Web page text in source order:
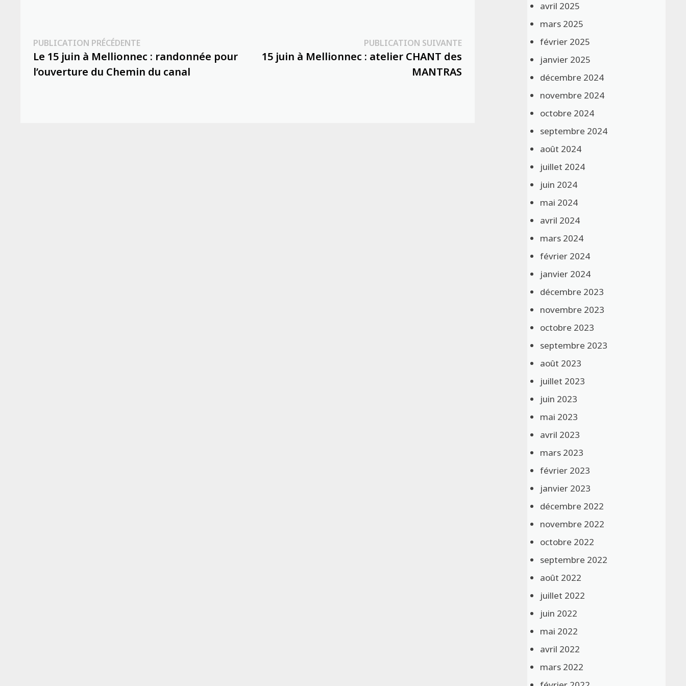
Navigation
de
PUBLICATION PRÉCÉDENTEPublication
précédente :
Le 15 juin à Mellionnec : randonnée pour
l’ouverture du Chemin du canal
PUBLICATION SUIVANTEPublication
suivante :
15 juin à Mellionnec : atelier CHANT des
MANTRAS
avril 2025
mars 2025
février 2025
janvier 2025
décembre 2024
novembre 2024
octobre 2024
septembre 2024
août 2024
juillet 2024
juin 2024
mai 2024
avril 2024
mars 2024
février 2024
janvier 2024
décembre 2023
novembre 2023
octobre 2023
septembre 2023
août 2023
juillet 2023
juin 2023
mai 2023
avril 2023
mars 2023
février 2023
janvier 2023
décembre 2022
novembre 2022
octobre 2022
septembre 2022
août 2022
juillet 2022
juin 2022
mai 2022
avril 2022
mars 2022